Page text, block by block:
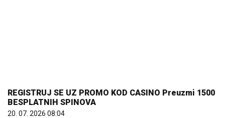
REGISTRUJ SE UZ PROMO KOD CASINO Preuzmi 1500
BESPLATNIH SPINOVA
20. 07. 2026 08:04